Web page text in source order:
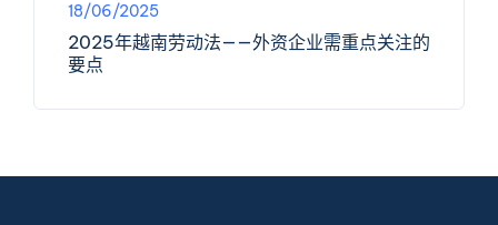
2025年越南劳动法——外资企业需重点关注的
要点
18/06/2025